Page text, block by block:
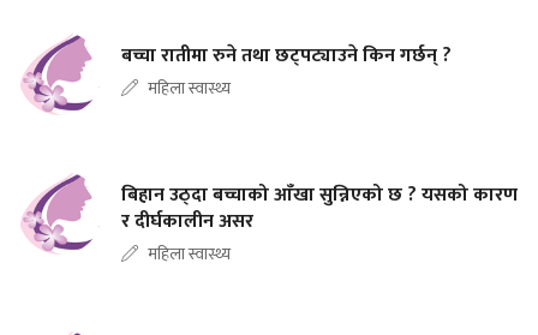
बच्चा रातीमा रुने तथा छट्पट्याउने किन गर्छन् ?
महिला स्वास्थ्य
बिहान उठ्दा बच्चाको आँखा सुन्निएको छ ? यसको कारण
र दीर्घकालीन असर
महिला स्वास्थ्य